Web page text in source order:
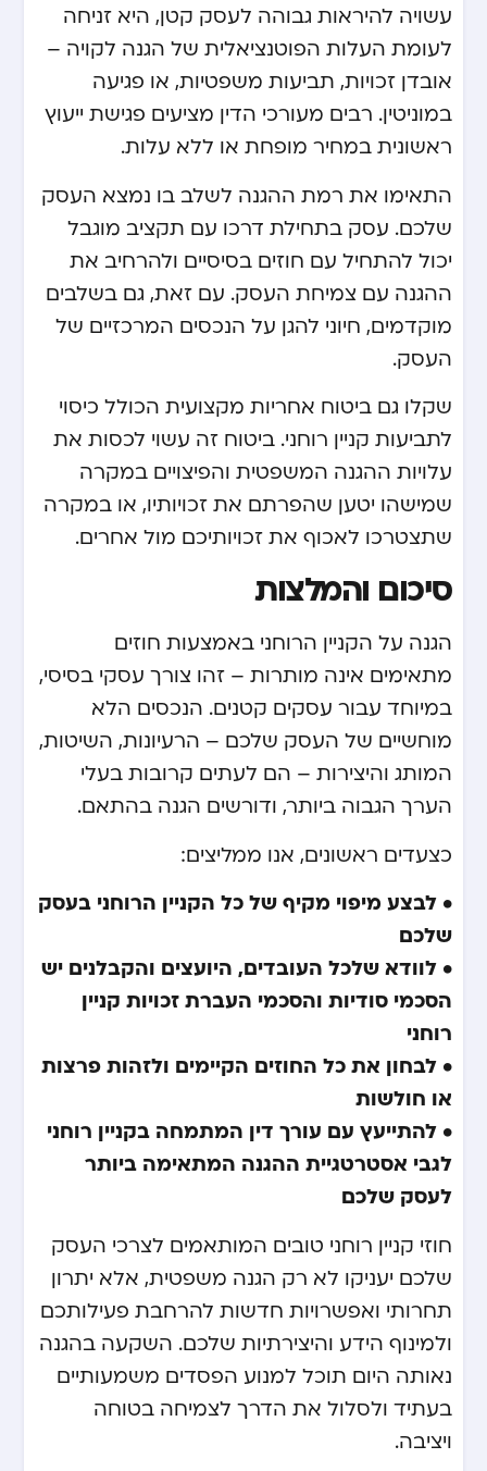
עשויה להיראות גבוהה לעסק קטן, היא זניחה
לעומת העלות הפוטנציאלית של הגנה לקויה –
אובדן זכויות, תביעות משפטיות, או פגיעה
במוניטין. רבים מעורכי הדין מציעים פגישת ייעוץ
ראשונית במחיר מופחת או ללא עלות.
התאימו את רמת ההגנה לשלב בו נמצא העסק
שלכם. עסק בתחילת דרכו עם תקציב מוגבל
יכול להתחיל עם חוזים בסיסיים ולהרחיב את
ההגנה עם צמיחת העסק. עם זאת, גם בשלבים
מוקדמים, חיוני להגן על הנכסים המרכזיים של
העסק.
שקלו גם ביטוח אחריות מקצועית הכולל כיסוי
לתביעות קניין רוחני. ביטוח זה עשוי לכסות את
עלויות ההגנה המשפטית והפיצויים במקרה
שמישהו יטען שהפרתם את זכויותיו, או במקרה
שתצטרכו לאכוף את זכויותיכם מול אחרים.
סיכום והמלצות
הגנה על הקניין הרוחני באמצעות חוזים
מתאימים אינה מותרות – זהו צורך עסקי בסיסי,
במיוחד עבור עסקים קטנים. הנכסים הלא
מוחשיים של העסק שלכם – הרעיונות, השיטות,
המותג והיצירות – הם לעתים קרובות בעלי
הערך הגבוה ביותר, ודורשים הגנה בהתאם.
כצעדים ראשונים, אנו ממליצים:
• לבצע מיפוי מקיף של כל הקניין הרוחני בעסק
שלכם
• לוודא שלכל העובדים, היועצים והקבלנים יש
הסכמי סודיות והסכמי העברת זכויות קניין
רוחני
• לבחון את כל החוזים הקיימים ולזהות פרצות
או חולשות
• להתייעץ עם עורך דין המתמחה בקניין רוחני
לגבי אסטרטגיית ההגנה המתאימה ביותר
לעסק שלכם
חוזי קניין רוחני טובים המותאמים לצרכי העסק
שלכם יעניקו לא רק הגנה משפטית, אלא יתרון
תחרותי ואפשרויות חדשות להרחבת פעילותכם
ולמינוף הידע והיצירתיות שלכם. השקעה בהגנה
נאותה היום תוכל למנוע הפסדים משמעותיים
בעתיד ולסלול את הדרך לצמיחה בטוחה
ויציבה.